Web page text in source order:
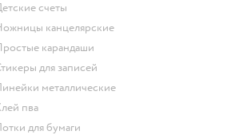
Детские счеты
Ножницы канцелярские
Простые карандаши
Стикеры для записей
Линейки металлические
Клей пва
Лотки для бумаги